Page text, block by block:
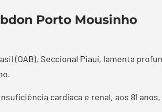
Porto Mousinho
(OAB), Seccional Piauí, lamenta
cardíaca e renal, aos 81